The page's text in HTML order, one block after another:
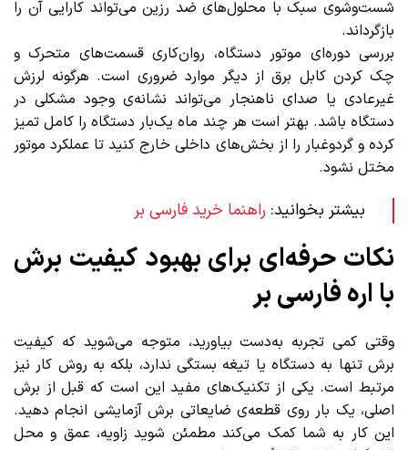
شست‌وشوی سبک با محلول‌های ضد رزین می‌تواند کارایی آن را
بازگرداند.
بررسی دوره‌ای موتور دستگاه، روان‌کاری قسمت‌های متحرک و
چک کردن کابل برق از دیگر موارد ضروری است. هرگونه لرزش
غیرعادی یا صدای ناهنجار می‌تواند نشانه‌ی وجود مشکلی در
دستگاه باشد. بهتر است هر چند ماه یک‌بار دستگاه را کامل تمیز
کرده و گردوغبار را از بخش‌های داخلی خارج کنید تا عملکرد موتور
مختل نشود.
بیشتر بخوانید: راهنما خرید فارسی بر
نکات حرفه‌ای برای بهبود کیفیت برش
با اره فارسی بر
وقتی کمی تجربه به‌دست بیاورید، متوجه می‌شوید که کیفیت
برش تنها به دستگاه یا تیغه بستگی ندارد، بلکه به روش کار نیز
مرتبط است. یکی از تکنیک‌های مفید این است که قبل از برش
اصلی، یک بار روی قطعه‌ی ضایعاتی برش آزمایشی انجام دهید.
این کار به شما کمک می‌کند مطمئن شوید زاویه، عمق و محل